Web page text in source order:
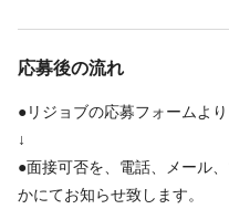
・制服あり
・ハッピー休暇（有給のような
急募 大手サロン 経験者歓迎
年齢不問 完全歩合 繁華街にある
応募後の流れ
●リジョブの応募フォームよ
↓
●面接可否を、電話、メール
かにてお知らせ致します。